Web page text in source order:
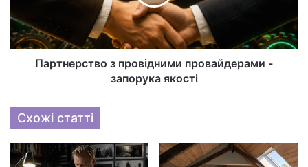
Партнерство з провідними провайдерами -
запорука якості
Схожі статті